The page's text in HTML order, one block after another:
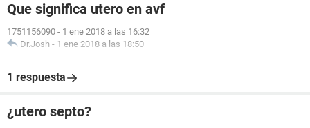
Que significa utero en avf
1751156090 - 1 ene 2018 a las 16:32
Dr.Josh - 1 ene 2018 a las 18:50
1 respuesta
¿utero septo?